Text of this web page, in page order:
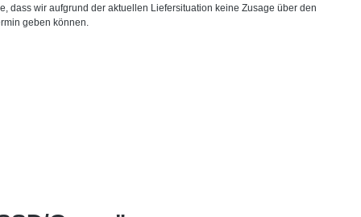
dass wir aufgrund der aktuellen Liefersituation keine Zusage über den
geben können.